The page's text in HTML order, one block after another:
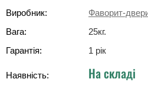
Виробник:
Фаворит-
Вага:
25кг.
Гарантія:
1 рік
Наявність: На складі